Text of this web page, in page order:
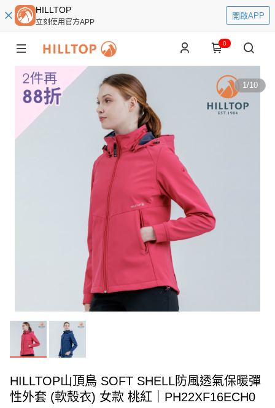
HILLTOP
立刻使用官方APP
開啟APP
0
1/10
HILLTOP山頂鳥 SOFT SHELL防風透氣保暖彈
性外套 (軟殼衣) 女款 桃紅｜PH22XF16ECH0